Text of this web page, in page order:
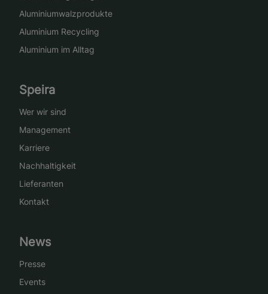
Aluminiumwalzprodukte
Aluminium Recycling
Aluminium im Alltag
Speira
Wer wir sind
Management
Karriere
Nachhaltigkeit
Lieferanten
Kontakt
News
Presse
Events